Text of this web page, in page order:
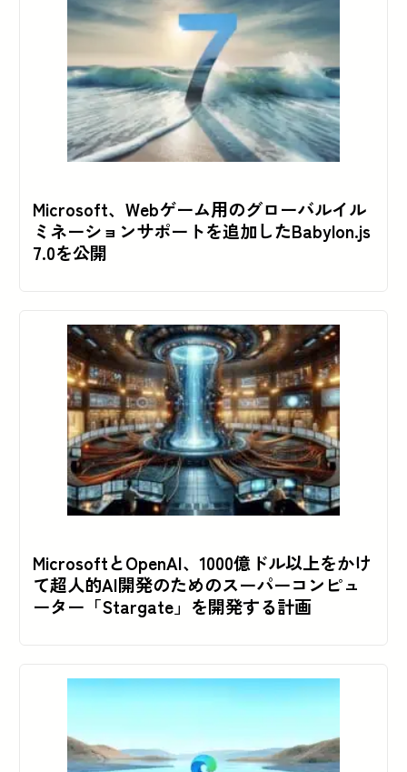
Microsoft、Webゲーム用のグローバルイル
ミネーションサポートを追加したBabylon.js
7.0を公開
MicrosoftとOpenAI、1000億ドル以上をかけ
て超人的AI開発のためのスーパーコンピュ
ーター「Stargate」を開発する計画